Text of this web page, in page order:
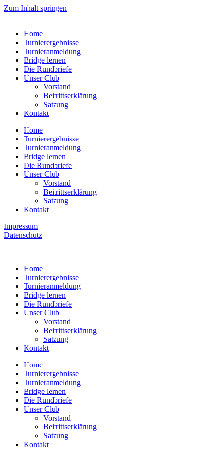
Zum Inhalt springen
Home
Turnierergebnisse
Turnieranmeldung
Bridge lernen
Die Rundbriefe
Unser Club
Vorstand
Beitrittserklärung
Satzung
Kontakt
Home
Turnierergebnisse
Turnieranmeldung
Bridge lernen
Die Rundbriefe
Unser Club
Vorstand
Beitrittserklärung
Satzung
Kontakt
Impressum
Datenschutz
Home
Turnierergebnisse
Turnieranmeldung
Bridge lernen
Die Rundbriefe
Unser Club
Vorstand
Beitrittserklärung
Satzung
Kontakt
Home
Turnierergebnisse
Turnieranmeldung
Bridge lernen
Die Rundbriefe
Unser Club
Vorstand
Beitrittserklärung
Satzung
Kontakt